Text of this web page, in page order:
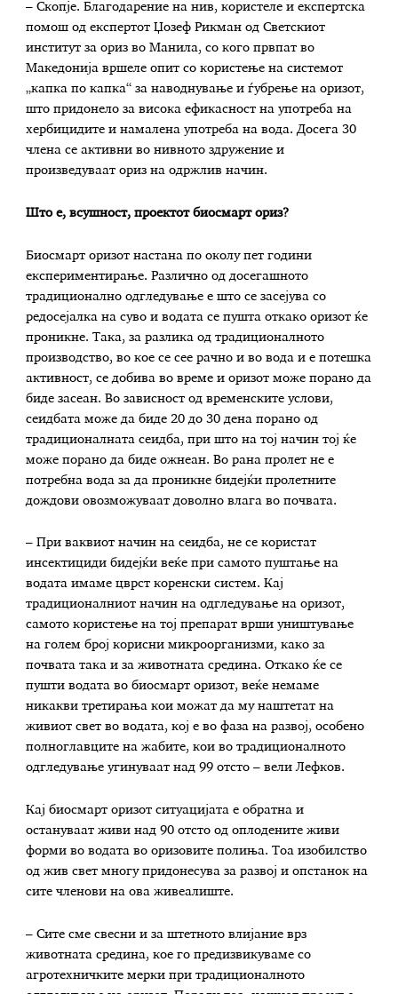
– Скопје. Благодарение на нив, користеле и експертска
помош од експертот Џозеф Рикман од Светскиот
институт за ориз во Манила, со кого првпат во
Македонија вршеле опит со користење на системот
„капка по капка“ за наводнување и ѓубрење на оризот,
што придонело за висока ефикасност на употреба на
хербицидите и намалена употреба на вода. Досега 30
члена се активни во нивното здружение и
произведуваат ориз на одржлив начин.
Што е, всушност, проектот биосмарт ориз?
Биосмарт оризот настана по околу пет години
експериментирање. Различно од досегашното
традиционално одгледување е што се засејува со
редосејалка на суво и водата се пушта откако оризот ќе
проникне. Така, за разлика од традиционалното
производство, во кое се сее рачно и во вода и е потешка
активност, се добива во време и оризот може порано да
биде засеан. Во зависност од временските услови,
сеидбата може да биде 20 до 30 дена порано од
традиционалната сеидба, при што на тој начин тој ќе
може порано да биде ожнеан. Во рана пролет не е
потребна вода за да проникне бидејќи пролетните
дождови овозможуваат доволно влага во почвата.
– При ваквиот начин на сеидба, не се користат
инсектициди бидејќи веќе при самото пуштање на
водата имаме цврст коренски систем. Кај
традиционалниот начин на одгледување на оризот,
самото користење на тој препарат врши уништување
на голем број корисни микроорганизми, како за
почвата така и за животната средина. Откако ќе се
пушти водата во биосмарт оризот, веќе немаме
никакви третирања кои можат да му наштетат на
живиот свет во водата, кој е во фаза на развој, особено
полноглавците на жабите, кои во традиционалното
одгледување угинуваат над 99 отсто – вели Лефков.
Кај биосмарт оризот ситуацијата е обратна и
остануваат живи над 90 отсто од оплодените живи
форми во водата во оризовите полиња. Тоа изобилство
од жив свет многу придонесува за развој и опстанок на
сите членови на ова живеалиште.
– Сите сме свесни и за штетното влијание врз
животната средина, кое го предизвикуваме со
агротехничките мерки при традиционалното